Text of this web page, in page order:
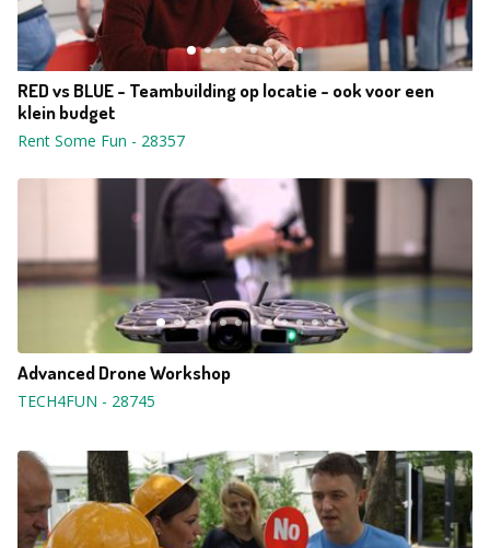
RED vs BLUE - Teambuilding op locatie - ook voor een
klein budget
Rent Some Fun - 28357
Advanced Drone Workshop
TECH4FUN - 28745